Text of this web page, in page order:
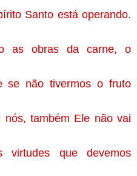
Santo está operando.
as obras da carne, o
se não tivermos o fruto
também Ele não vai
que devemos